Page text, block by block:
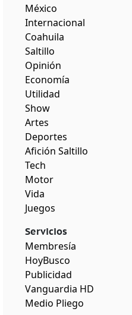
México
Internacional
Coahuila
Saltillo
Opinión
Economía
Utilidad
Show
Artes
Deportes
Afición Saltillo
Tech
Motor
Vida
Juegos
Servicios
Membresía
HoyBusco
Publicidad
Vanguardia HD
Medio Pliego